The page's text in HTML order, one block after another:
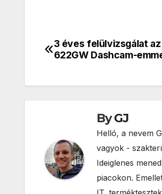
Bejegyzés
3 éves felülvizsgálat
622GW Dashcam-
ByGJ
Helló, a nevem
vagyok -
Ideiglenes
piacokon.